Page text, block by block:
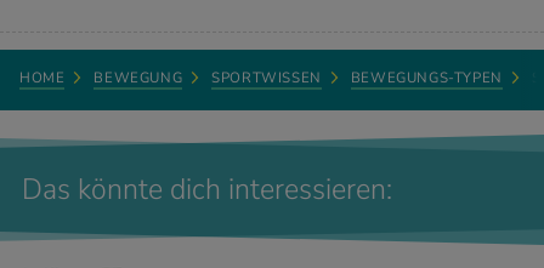
HOME BEWEGUNG SPORTWISSEN BEWEGUNGS-TYPEN
Das könnte dich interessieren: